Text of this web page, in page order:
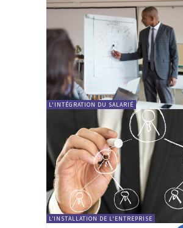
L'INTÉGRATION DU SALARIÉ
L’INSTALLATION DE L'ENTREPRISE